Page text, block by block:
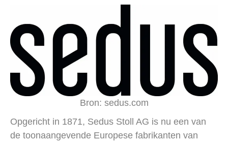
Bron: sedus.com
Opgericht in 1871, Sedus Stoll AG is nu een van
de toonaangevende Europese fabrikanten van